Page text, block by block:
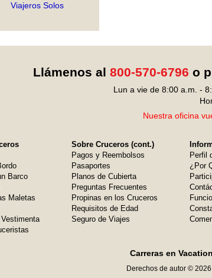
Viajeros Solos
Llámenos al 800-570-6796 o
Lun a vie de 8:00 a.m. -
Nuestra oficina
Barco
Maletas
Sobre Cruceros (cont.)
Pagos y Reembolsos
Pasaportes
Planos de Cubierta
Preguntas Frecuentes
Propinas en los Cruceros
Requisitos de Edad
Seguro de Viajes
Perfil
¿Por
Carreras en
Derechos de autor ©